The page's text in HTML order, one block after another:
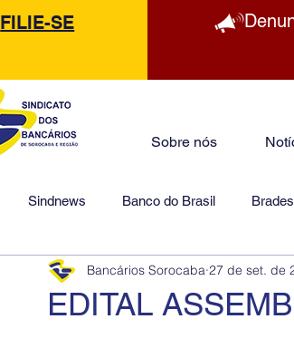
FILIE-SE
Sobre nós
Sindnews Banco do Brasil
HSBC Financeiras Jurídico
EDITAL
Bancários Sorocaba 27 de set. de